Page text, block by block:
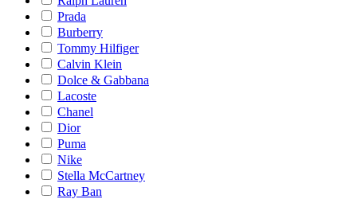
Prada
Burberry
Tommy Hilfiger
Calvin Klein
Dolce & Gabbana
Lacoste
Chanel
Dior
Puma
Nike
Stella McCartney
Ray Ban